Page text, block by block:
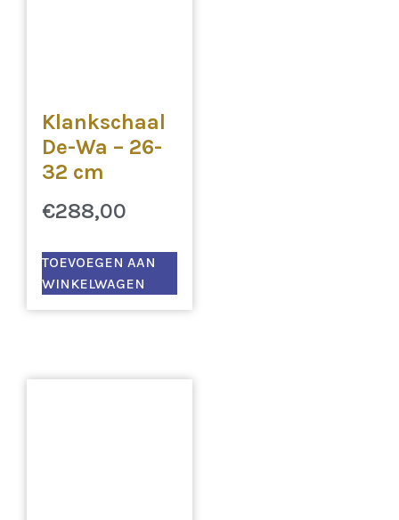
Klankschaal
De-Wa – 26-
32 cm
€288,00
TOEVOEGEN AAN
WINKELWAGEN